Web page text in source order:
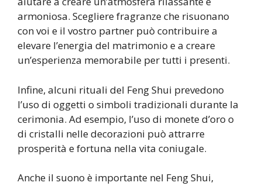
armoniosa. Scegliere fragranze che risuonano
con voi e il vostro partner può contribuire a
elevare l’energia del matrimonio e a creare
un’esperienza memorabile per tutti i presenti.
Infine, alcuni rituali del Feng Shui prevedono
l’uso di oggetti o simboli tradizionali durante la
cerimonia. Ad esempio, l’uso di monete d’oro o
di cristalli nelle decorazioni può attrarre
prosperità e fortuna nella vita coniugale.
Anche il suono è importante nel Feng Shui,